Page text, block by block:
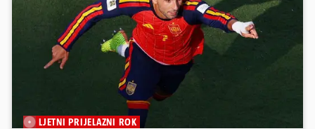
LJETNI PRIJELAZNI ROK